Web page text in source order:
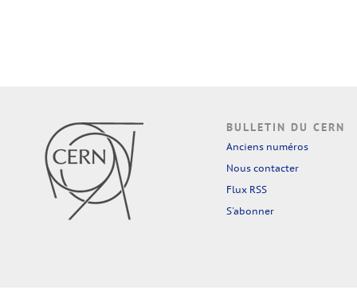
BULLETIN DU CERN
Anciens numéros
Nous contacter
Flux RSS
S'abonner